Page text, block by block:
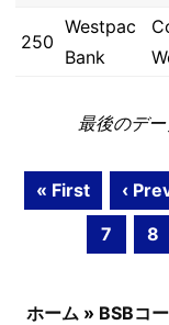
250
Westpac
Bank
最後のデ
« First ‹
7
8
ホーム » BSBコ